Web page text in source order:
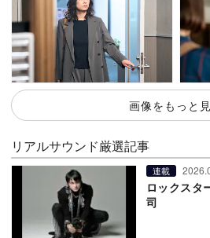
画像をもっと
リアルサウンド厳選記事
連載
ロックスタ
司